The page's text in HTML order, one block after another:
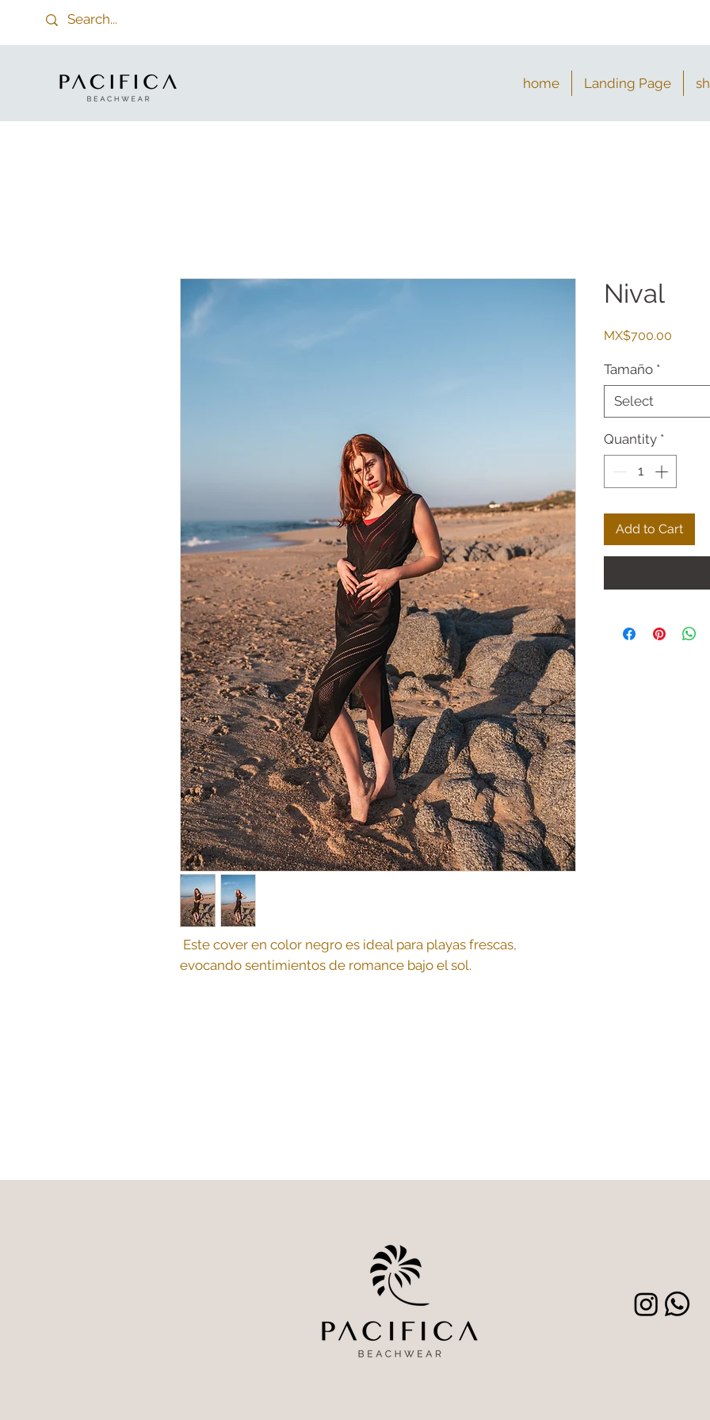
home Landing Page
Este cover en color negro es ideal para playas frescas,
evocando sentimientos de romance bajo el sol.
Nival
MX$700.00
Tamaño *
Select
Quantity *
Add to Cart